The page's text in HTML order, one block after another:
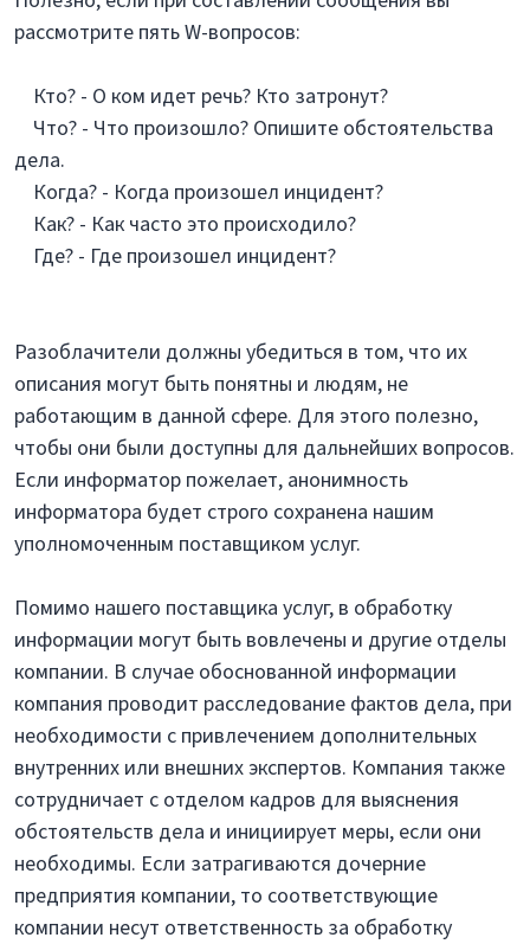
рассмотрите пять W-вопросов:
Кто? - О ком идет речь? Кто затронут?
Что? - Что произошло? Опишите обстоятельства
дела.
Когда? - Когда произошел инцидент?
Как? - Как часто это происходило?
Где? - Где произошел инцидент?
Разоблачители должны убедиться в том, что их
описания могут быть понятны и людям, не
работающим в данной сфере. Для этого полезно,
чтобы они были доступны для дальнейших вопросов.
Если информатор пожелает, анонимность
информатора будет строго сохранена нашим
уполномоченным поставщиком услуг.
Помимо нашего поставщика услуг, в обработку
информации могут быть вовлечены и другие отделы
компании. В случае обоснованной информации
компания проводит расследование фактов дела, при
необходимости с привлечением дополнительных
внутренних или внешних экспертов. Компания также
сотрудничает с отделом кадров для выяснения
обстоятельств дела и инициирует меры, если они
необходимы. Если затрагиваются дочерние
предприятия компании, то соответствующие
компании несут ответственность за обработку